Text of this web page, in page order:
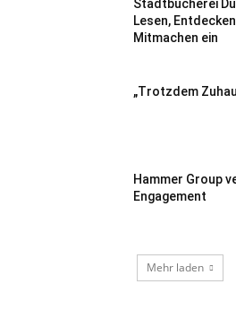
Stadtbücherei
Lesen,
Mitmachen ein
„Trotzdem
Hammer Group
Engagement
Mehr laden